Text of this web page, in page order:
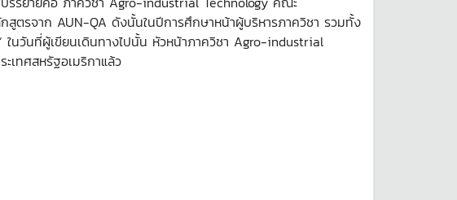
รจาก AUN-QA ดังนั้นในปีการศึกษาหน้าผู้บริหารภาควิชา รวมทั้ง
นวันที่ผู้เขียนเดินทางไปนั้น หัวหน้าภาควิชา Agro-industrial
เทศสหรัฐอเมริกาแล้ว